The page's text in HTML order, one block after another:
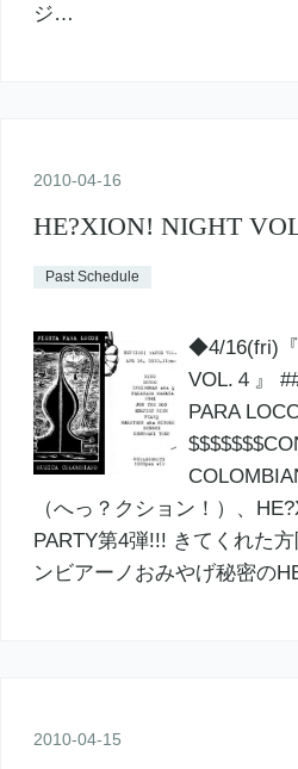
ジ…
2010-04-16
HE?XION! NIGHT
Past Schedule
◆4/16(fri)
VOL.４』
PARA
（へっ？クション！）、
PARTY第4弾!!! きてくれた
ンビアーノおみやげ秘密の
2010-04-15